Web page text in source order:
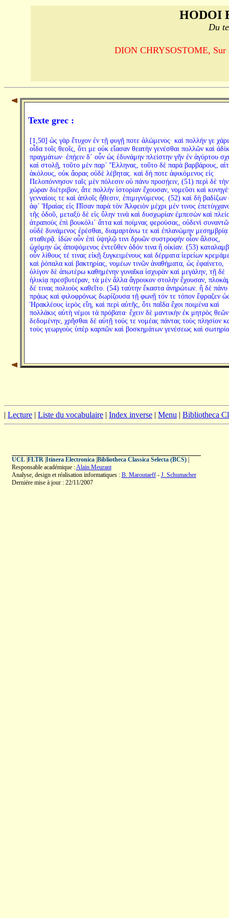
HODOI
Du
DION CHRYSOSTOME, Sur
Texte grec :
[1,50] ὡς γὰρ ἔτυχον ἐν τῇ φυγῇ ποτε ἀλώμενος· καὶ πολλήν γε
οἶδα τοῖς θεοῖς, ὅτι με οὐκ εἴασαν θεατὴν γενέσθαι πολλῶν καὶ
πραγμάτων· ἐπῄειν δ´ οὖν ὡς ἐδυνάμην πλείστην γῆν ἐν ἀγύρτου
καὶ στολῇ, τοῦτο μὲν παρ´ Ἕλληνας, τοῦτο δὲ παρὰ βαρβάρους,
ἀκόλους, οὐκ ἄορας οὐδὲ λέβητας. καὶ δή ποτε ἀφικόμενος εἰς
Πελοπόννησον ταῖς μὲν πόλεσιν οὐ πάνυ προσῄειν, (51) περὶ δὲ τὴν
χώραν διέτριβον, ἅτε πολλὴν ἱστορίαν ἔχουσαν, νομεῦσι καὶ
γενναίοις τε καὶ ἁπλοῖς ἤθεσιν, ἐπιμιγνύμενος. (52) καὶ δὴ βαδίζων
ἀφ´ Ἡραίας εἰς Πῖσαν παρὰ τὸν Ἀλφειὸν μέχρι μέν τινος
τῆς ὁδοῦ, μεταξὺ δὲ εἰς ὕλην τινὰ καὶ δυσχωρίαν ἐμπεσὼν καὶ
ἀτραποὺς ἐπὶ βουκόλι´ ἄττα καὶ ποίμνας φερούσας, οὐδενὶ
οὐδὲ δυνάμενος ἐρέσθαι, διαμαρτάνω τε καὶ ἐπλανώμην μεσημβρίᾳ
σταθερᾷ. ἰδὼν οὖν ἐπὶ ὑψηλῷ τινι δρυῶν συστροφὴν οἷον ἄλσος,
ᾠχόμην ὡς ἀποψόμενος ἐντεῦθεν ὁδόν τινα ἢ οἰκίαν. (53)
οὖν λίθους τέ τινας εἰκῇ ξυγκειμένους καὶ δέρματα ἱερείων
καὶ ῥόπαλα καὶ βακτηρίας, νομέων τινῶν ἀναθήματα, ὡς ἐφαίνετο,
ὀλίγον δὲ ἀπωτέρω καθημένην γυναῖκα ἰσχυρὰν καὶ μεγάλην, τῇ δὲ
ἡλικίᾳ πρεσβυτέραν, τὰ μὲν ἄλλα ἄγροικον στολὴν ἔχουσαν,
δέ τινας πολιοὺς καθεῖτο. (54) ταύτην ἕκαστα ἀνηρώτων. ἣ δὲ πάνυ
πρᾴως καὶ φιλοφρόνως δωρίζουσα τῇ φωνῇ τόν τε τόπον ἔφραζεν
Ἡρακλέους ἱερὸς εἴη, καὶ περὶ αὑτῆς, ὅτι παῖδα ἔχοι ποιμένα καὶ
πολλάκις αὐτὴ νέμοι τὰ πρόβατα· ἔχειν δὲ μαντικὴν ἐκ μητρὸς θεῶν
δεδομένην, χρῆσθαι δὲ αὐτῇ τούς τε νομέας πάντας τοὺς πλησίον
τοὺς γεωργοὺς ὑπὲρ καρπῶν καὶ βοσκημάτων γενέσεως καὶ
| Lecture | Liste du vocabulaire | Index inverse | Menu | Bibliotheca
UCL| FLTR| Itinera Electronica| Bibliotheca Classica Selecta (BCS)|
Responsable académique :Alain Meurant
Analyse, design et réalisation informatiques : B. Maroutaeff- J. Schumacher
Dernière mise à jour : 22/11/2007